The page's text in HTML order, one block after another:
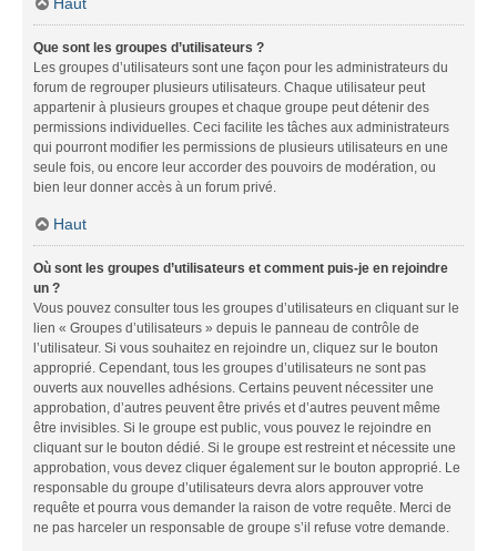
Que sont les groupes d’utilisateurs ?
Les groupes d’utilisateurs sont une façon pour les administrateurs du
forum de regrouper plusieurs utilisateurs. Chaque utilisateur peut
appartenir à plusieurs groupes et chaque groupe peut détenir des
permissions individuelles. Ceci facilite les tâches aux administrateurs
qui pourront modifier les permissions de plusieurs utilisateurs en une
seule fois, ou encore leur accorder des pouvoirs de modération, ou
bien leur donner accès à un forum privé.
Haut
Où sont les groupes d’utilisateurs et comment puis-je en rejoindre
un ?
Vous pouvez consulter tous les groupes d’utilisateurs en cliquant sur le
lien « Groupes d’utilisateurs » depuis le panneau de contrôle de
l’utilisateur. Si vous souhaitez en rejoindre un, cliquez sur le bouton
approprié. Cependant, tous les groupes d’utilisateurs ne sont pas
ouverts aux nouvelles adhésions. Certains peuvent nécessiter une
approbation, d’autres peuvent être privés et d’autres peuvent même
être invisibles. Si le groupe est public, vous pouvez le rejoindre en
cliquant sur le bouton dédié. Si le groupe est restreint et nécessite une
approbation, vous devez cliquer également sur le bouton approprié. Le
responsable du groupe d’utilisateurs devra alors approuver votre
requête et pourra vous demander la raison de votre requête. Merci de
ne pas harceler un responsable de groupe s’il refuse votre demande.